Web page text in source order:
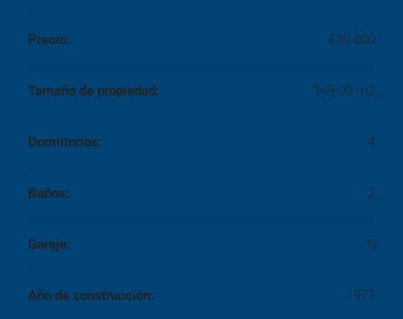
Precio: €70.000
Tamaño de propiedad: 149.00 m2
Dormitorios: 4
Baños: 2
Garaje: 0
Año de construcción: 1977